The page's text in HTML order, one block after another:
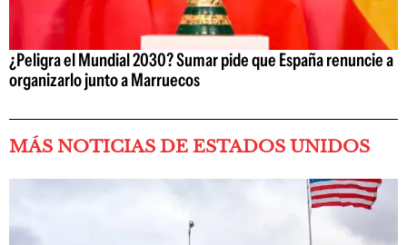
¿Peligra el Mundial 2030? Sumar pide que España renuncie a
organizarlo junto a Marruecos
MÁS NOTICIAS DE ESTADOS UNIDOS